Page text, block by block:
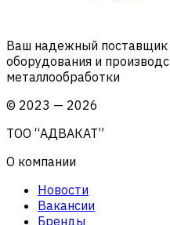
Ваш надежный поставщик
оборудования и
металлообработки
© 2023 — 2026
ТОО “АДВАКАТ”
О компании
Новости
Вакансии
Бренды